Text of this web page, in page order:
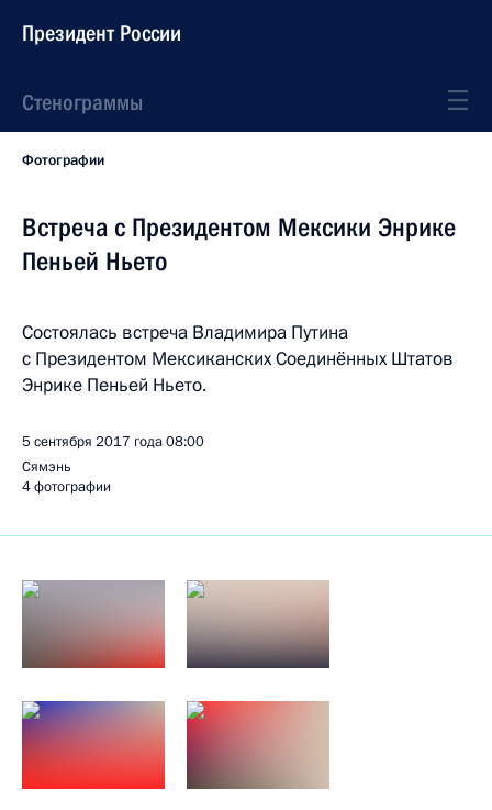
Президент России
Стенограммы
Фотографии
Встреча с Президентом Мексики Энрике
Пеньей Ньето
Состоялась встреча Владимира Путина
с Президентом Мексиканских Соединённых Штатов
Энрике Пеньей Ньето.
5 сентября 2017 года08:00
Сямэнь
4 фотографии